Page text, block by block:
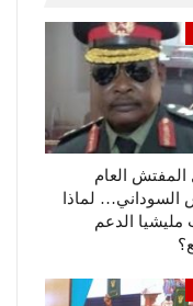
المفتش العام
السوداني… لماذا
الدعم